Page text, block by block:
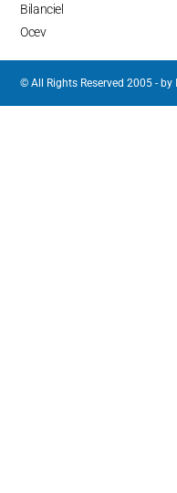
Bilanciel
Ocev
© All Rights Reserved 2005 - by